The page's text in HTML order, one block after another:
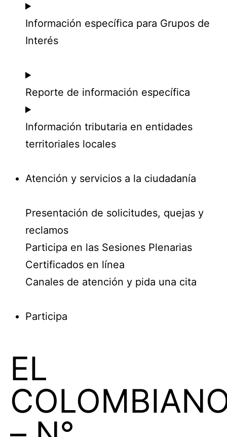
Información específica para Grupos de
Interés
Reporte de información específica
Información tributaria en entidades
territoriales locales
Atención y servicios a la ciudadanía
Presentación de solicitudes, quejas y
reclamos
Participa en las Sesiones Plenarias
Certificados en línea
Canales de atención y pida una cita
Participa
EL